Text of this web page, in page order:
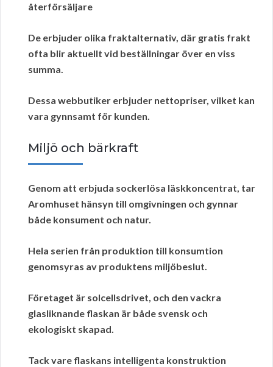
återförsäljare
De erbjuder olika fraktalternativ, där gratis frakt
ofta blir aktuellt vid beställningar över en viss
summa.
Dessa webbutiker erbjuder nettopriser, vilket kan
vara gynnsamt för kunden.
Miljö och bärkraft
Genom att erbjuda sockerlösa läskkoncentrat, tar
Aromhuset hänsyn till omgivningen och gynnar
både konsument och natur.
Hela serien från produktion till konsumtion
genomsyras av produktens miljöbeslut.
Företaget är solcellsdrivet, och den vackra
glasliknande flaskan är både svensk och
ekologiskt skapad.
Tack vare flaskans intelligenta konstruktion